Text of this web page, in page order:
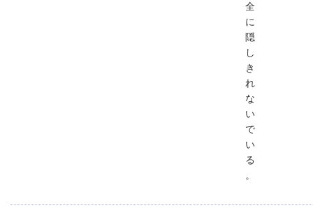
全
に
隠
し
き
れ
な
い
で
い
る
。